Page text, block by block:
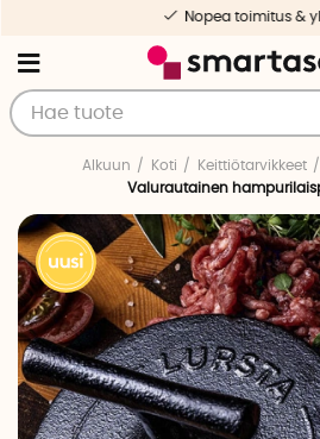
Nopea toimitus &
Alkuun Koti Keittiötarvikkeet
Valurautainen